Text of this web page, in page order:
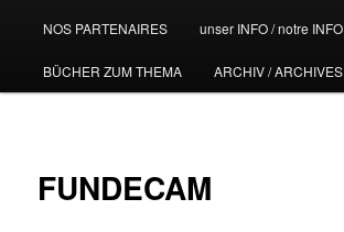
NOS PARTENAIRES unser INFO / notre INFO
BÜCHER ZUM THEMA ARCHIV / ARCHIVES
FUNDECAM